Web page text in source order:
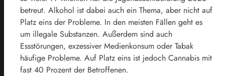
betreut. Alkohol ist dabei auch ein Thema, aber nicht auf
Platz eins der Probleme. In den meisten Fällen geht es
um illegale Substanzen. Außerdem sind auch
Essstörungen, exzessiver Medienkonsum oder Tabak
häufige Probleme. Auf Platz eins ist jedoch Cannabis mit
fast 40 Prozent der Betroffenen.